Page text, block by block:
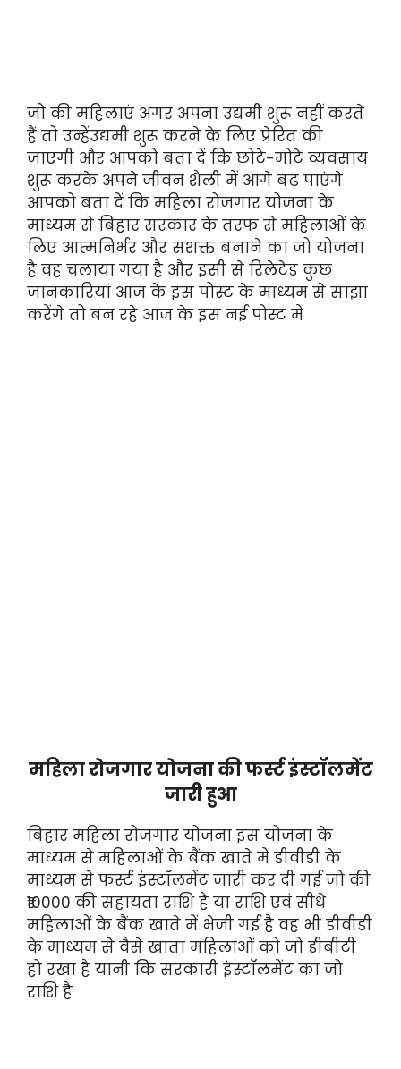
जो की महिलाएं अगर अपना उद्यमी शुरू नहीं करते
हैं तो उन्हेंउद्यमी शुरू करने के लिए प्रेरित की
जाएगी और आपको बता दें कि छोटे-मोटे व्यवसाय
शुरू करके अपने जीवन शैली में आगे बढ़ पाएंगे
आपको बता दें कि महिला रोजगार योजना के
माध्यम से बिहार सरकार के तरफ से महिलाओं के
लिए आत्मनिर्भर और सशक्त बनाने का जो योजना
है वह चलाया गया है और इसी से रिलेटेड कुछ
जानकारियां आज के इस पोस्ट के माध्यम से साझा
करेंगे तो बन रहे आज के इस नई पोस्ट में
महिला रोजगार योजना की फर्स्ट इंस्टॉलमेंट
जारी हुआ
बिहार महिला रोजगार योजना इस योजना के
माध्यम से महिलाओं के बैंक खाते में डीवीडी के
माध्यम से फर्स्ट इंस्टॉलमेंट जारी कर दी गई जो की
₹10000 की सहायता राशि है या राशि एवं सीधे
महिलाओं के बैंक खाते में भेजी गई है वह भी डीवीडी
के माध्यम से वैसे खाता महिलाओं को जो डीबीटी
हो रखा है यानी कि सरकारी इंस्टॉलमेंट का जो
राशि है